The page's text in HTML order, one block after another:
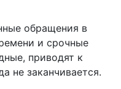
обращения в
и срочные
приводят к
не заканчивается.